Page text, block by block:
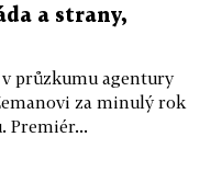
a strany,
průzkumu agentury
za minulý rok
Premiér...